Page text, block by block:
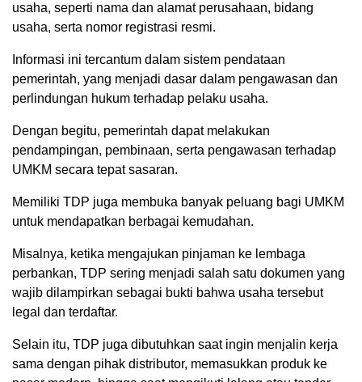
usaha, seperti nama dan alamat perusahaan, bidang
usaha, serta nomor registrasi resmi.
Informasi ini tercantum dalam sistem pendataan
pemerintah, yang menjadi dasar dalam pengawasan dan
perlindungan hukum terhadap pelaku usaha.
Dengan begitu, pemerintah dapat melakukan
pendampingan, pembinaan, serta pengawasan terhadap
UMKM secara tepat sasaran.
Memiliki TDP juga membuka banyak peluang bagi UMKM
untuk mendapatkan berbagai kemudahan.
Misalnya, ketika mengajukan pinjaman ke lembaga
perbankan, TDP sering menjadi salah satu dokumen yang
wajib dilampirkan sebagai bukti bahwa usaha tersebut
legal dan terdaftar.
Selain itu, TDP juga dibutuhkan saat ingin menjalin kerja
sama dengan pihak distributor, memasukkan produk ke